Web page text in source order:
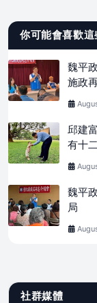
你可能會喜歡這
魏平
施政
邱建
有十
魏平
局
社群媒體